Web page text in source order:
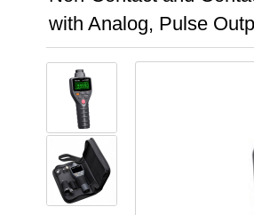
with Analog, Pulse